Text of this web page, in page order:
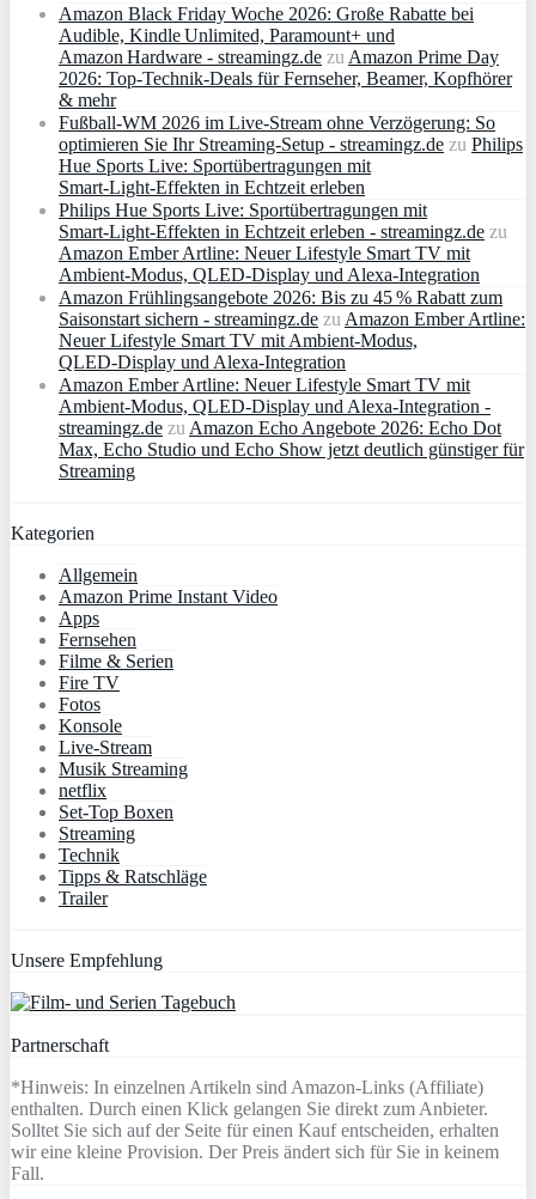
Amazon Black Friday Woche 2026: Große Rabatte bei
Audible, Kindle Unlimited, Paramount+ und
Amazon Hardware - streamingz.de zuAmazon Prime Day
2026: Top-Technik-Deals für Fernseher, Beamer, Kopfhörer
& mehr
Fußball-WM 2026 im Live-Stream ohne Verzögerung: So
optimieren Sie Ihr Streaming-Setup - streamingz.de zu Philips
Hue Sports Live: Sportübertragungen mit
Smart‑Light‑Effekten in Echtzeit erleben
Philips Hue Sports Live: Sportübertragungen mit
Smart‑Light‑Effekten in Echtzeit erleben - streamingz.de zu
Amazon Ember Artline: Neuer Lifestyle Smart TV mit
Ambient‑Modus, QLED‑Display und Alexa‑Integration
Amazon Frühlingsangebote 2026: Bis zu 45 % Rabatt zum
Saisonstart sichern - streamingz.de zuAmazon Ember Artline:
Neuer Lifestyle Smart TV mit Ambient‑Modus,
QLED‑Display und Alexa‑Integration
Amazon Ember Artline: Neuer Lifestyle Smart TV mit
Ambient‑Modus, QLED‑Display und Alexa‑Integration -
streamingz.de zuAmazon Echo Angebote 2026: Echo Dot
Max, Echo Studio und Echo Show jetzt deutlich günstiger für
Streaming
Kategorien
Allgemein
Amazon Prime Instant Video
Apps
Fernsehen
Filme & Serien
Fire TV
Fotos
Konsole
Live-Stream
Musik Streaming
netflix
Set-Top Boxen
Streaming
Technik
Tipps & Ratschläge
Trailer
Unsere Empfehlung
Partnerschaft
*Hinweis: In einzelnen Artikeln sind Amazon-Links (Affiliate)
enthalten. Durch einen Klick gelangen Sie direkt zum Anbieter.
Solltet Sie sich auf der Seite für einen Kauf entscheiden, erhalten
wir eine kleine Provision. Der Preis ändert sich für Sie in keinem
Fall.